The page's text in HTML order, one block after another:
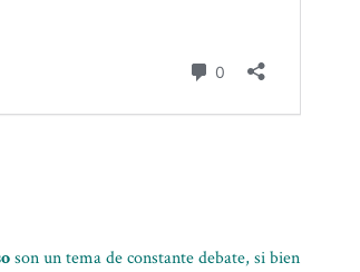
son un tema de constante debate, si bien